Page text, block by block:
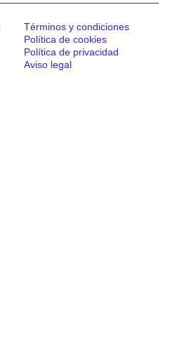
Términos y condiciones
Política de cookies
Política de privacidad
Aviso legal